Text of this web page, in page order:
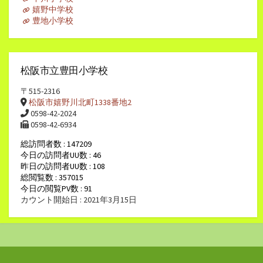
嬉野中学校
豊地小学校
松阪市立豊田小学校
〒515-2316
松阪市嬉野川北町1338番地2
0598-42-2024
0598-42-6934
総訪問者数 : 147209
今日の訪問者UU数 : 46
昨日の訪問者UU数 : 108
総閲覧数 : 357015
今日の閲覧PV数 : 91
カウント開始日 : 2021年3月15日